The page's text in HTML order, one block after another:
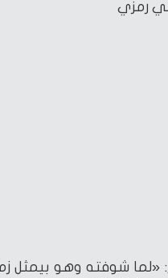
«لما شوفته وهو بيمثل